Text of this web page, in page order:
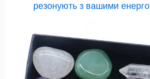
резонують з вашими